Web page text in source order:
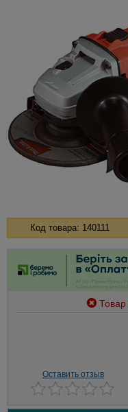
Код товара: 140111
Товар
Оставить отзыв